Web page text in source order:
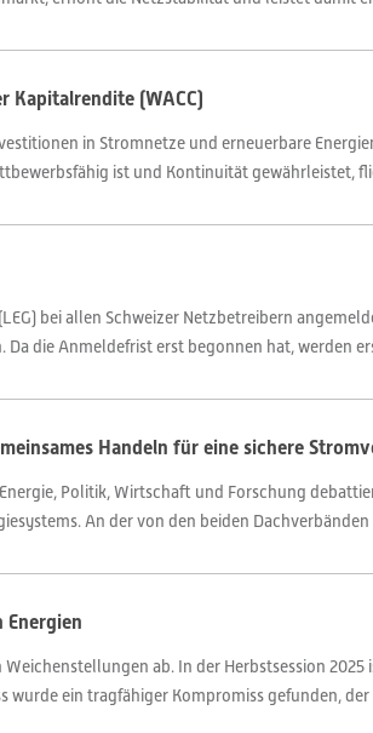
Kapitalrendite (WACC)
in Stromnetze und erneuerbare
ist und Kontinuität gewährleistet,
bei allen Schweizer Netzbetreibern
die Anmeldefrist erst begonnen hat, werden
Handeln für eine sichere
Politik, Wirtschaft und Forschung
An der von den beiden Dachverbänden
Energien
ab. In der Herbstsession
ein tragfähiger Kompromiss gefunden, der